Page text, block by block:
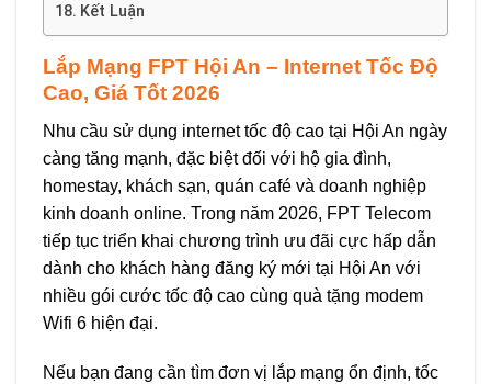
Kết Luận
Lắp Mạng FPT Hội An – Internet Tốc Độ
Cao, Giá Tốt 2026
Nhu cầu sử dụng internet tốc độ cao tại Hội An ngày
càng tăng mạnh, đặc biệt đối với hộ gia đình,
homestay, khách sạn, quán café và doanh nghiệp
kinh doanh online. Trong năm 2026, FPT Telecom
tiếp tục triển khai chương trình ưu đãi cực hấp dẫn
dành cho khách hàng đăng ký mới tại Hội An với
nhiều gói cước tốc độ cao cùng quà tặng modem
Wifi 6 hiện đại.
Nếu bạn đang cần tìm đơn vị lắp mạng ổn định, tốc